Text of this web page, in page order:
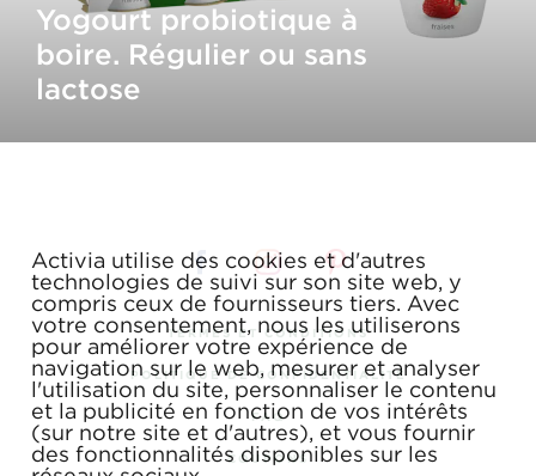
Yogourt probiotique à
boire. Régulier ou sans
lactose
TERMES ET CONDITIONS
POLITIQUE DE CONFIDENTIALITÉ
FAQ
COUPONS
Activia utilise des cookies et d'autres
technologies de suivi sur son site web, y
compris ceux de fournisseurs tiers. Avec
votre consentement, nous les utiliserons
pour améliorer votre expérience de
navigation sur le web, mesurer et analyser
l'utilisation du site, personnaliser le contenu
et la publicité en fonction de vos intérêts
(sur notre site et d'autres), et vous fournir
des fonctionnalités disponibles sur les